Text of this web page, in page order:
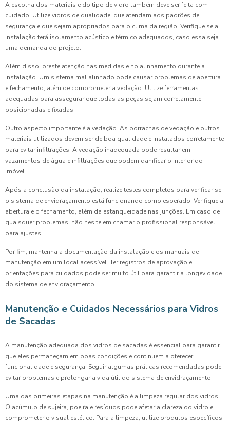
A escolha dos materiais e do tipo de vidro também deve ser feita com
cuidado. Utilize vidros de qualidade, que atendam aos padrões de
segurança e que sejam apropriados para o clima da região. Verifique se a
instalação terá isolamento acústico e térmico adequados, caso essa seja
uma demanda do projeto.
Além disso, preste atenção nas medidas e no alinhamento durante a
instalação. Um sistema mal alinhado pode causar problemas de abertura
e fechamento, além de comprometer a vedação. Utilize ferramentas
adequadas para assegurar que todas as peças sejam corretamente
posicionadas e fixadas.
Outro aspecto importante é a vedação. As borrachas de vedação e outros
materiais utilizados devem ser de boa qualidade e instalados corretamente
para evitar infiltrações. A vedação inadequada pode resultar em
vazamentos de água e infiltrações que podem danificar o interior do
imóvel.
Após a conclusão da instalação, realize testes completos para verificar se
o sistema de envidraçamento está funcionando como esperado. Verifique a
abertura e o fechamento, além da estanqueidade nas junções. Em caso de
quaisquer problemas, não hesite em chamar o profissional responsável
para ajustes.
Por fim, mantenha a documentação da instalação e os manuais de
manutenção em um local acessível. Ter registros de aprovação e
orientações para cuidados pode ser muito útil para garantir a longevidade
do sistema de envidraçamento.
Manutenção e Cuidados Necessários para Vidros
de Sacadas
A manutenção adequada dos vidros de sacadas é essencial para garantir
que eles permaneçam em boas condições e continuem a oferecer
funcionalidade e segurança. Seguir algumas práticas recomendadas pode
evitar problemas e prolongar a vida útil do sistema de envidraçamento.
Uma das primeiras etapas na manutenção é a limpeza regular dos vidros.
O acúmulo de sujeira, poeira e resíduos pode afetar a clareza do vidro e
comprometer o visual estético. Para a limpeza, utilize produtos específicos